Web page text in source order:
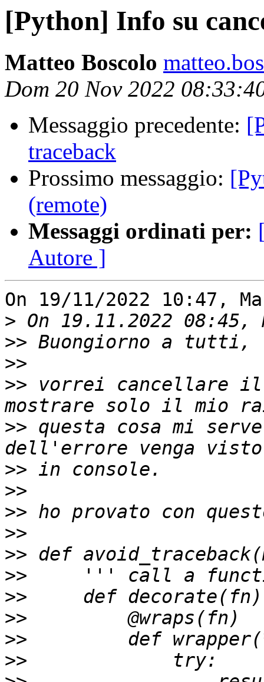
[Python] Info su
Matteo Boscolo
Dom 20 Nov 2022
Messaggio precedente:
traceback
Prossimo messaggio:
(remote)
Messaggi ordinati per:
Autore ]
On 19/11/2022 10:47,
>
>>
>>
>> vorrei cancellare il
>> questa cosa mi
>>
>>
>>
>>
>>
>>
>>
>>
>>
>>